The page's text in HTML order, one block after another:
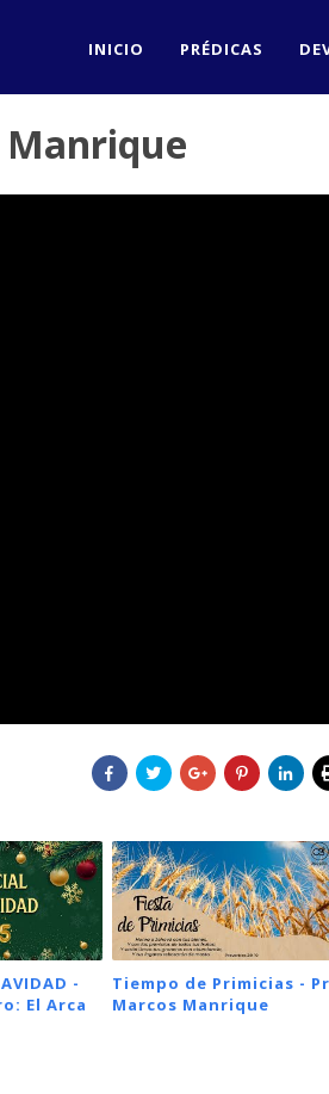
INICIO PRÉDICAS
Manrique
-
El Arca
Tiempo de Primicias -
Marcos Manrique